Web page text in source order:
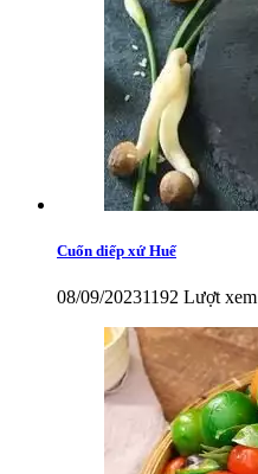
Cuốn diếp xứ Huế
08/09/20231192 Lượt xem